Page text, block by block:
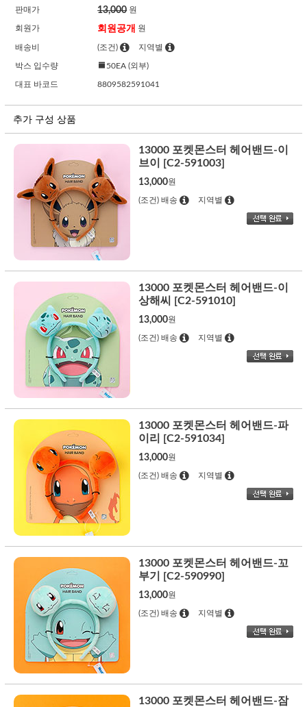
판매가 13,000원
회원가 회원공개 원
배송비 (조건) 지역별
박스 입수량 50EA (외부)
대표 바코드 8809582591041
추가 구성 상품
13000 포켓몬스터 헤어밴드-이
브이 [C2-591003]
13,000원
(조건) 배송 지역별
13000 포켓몬스터 헤어밴드-이
상해씨 [C2-591010]
13,000원
(조건) 배송 지역별
13000 포켓몬스터 헤어밴드-파
이리 [C2-591034]
13,000원
(조건) 배송 지역별
13000 포켓몬스터 헤어밴드-꼬
부기 [C2-590990]
13,000원
(조건) 배송 지역별
13000 포켓몬스터 헤어밴드-잠